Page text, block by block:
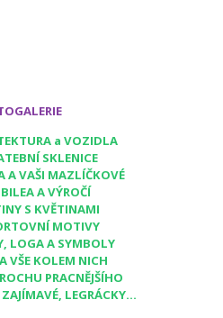
a VOZIDLA
SKLENICE
A VAŠI MAZLÍČKOVÉ
A VÝROČÍ
S KVĚTINAMI
MOTIVY
LOGA A SYMBOLY
VŠE KOLEM NICH
PRACNĚJŠÍHO
LEGRÁCKY...